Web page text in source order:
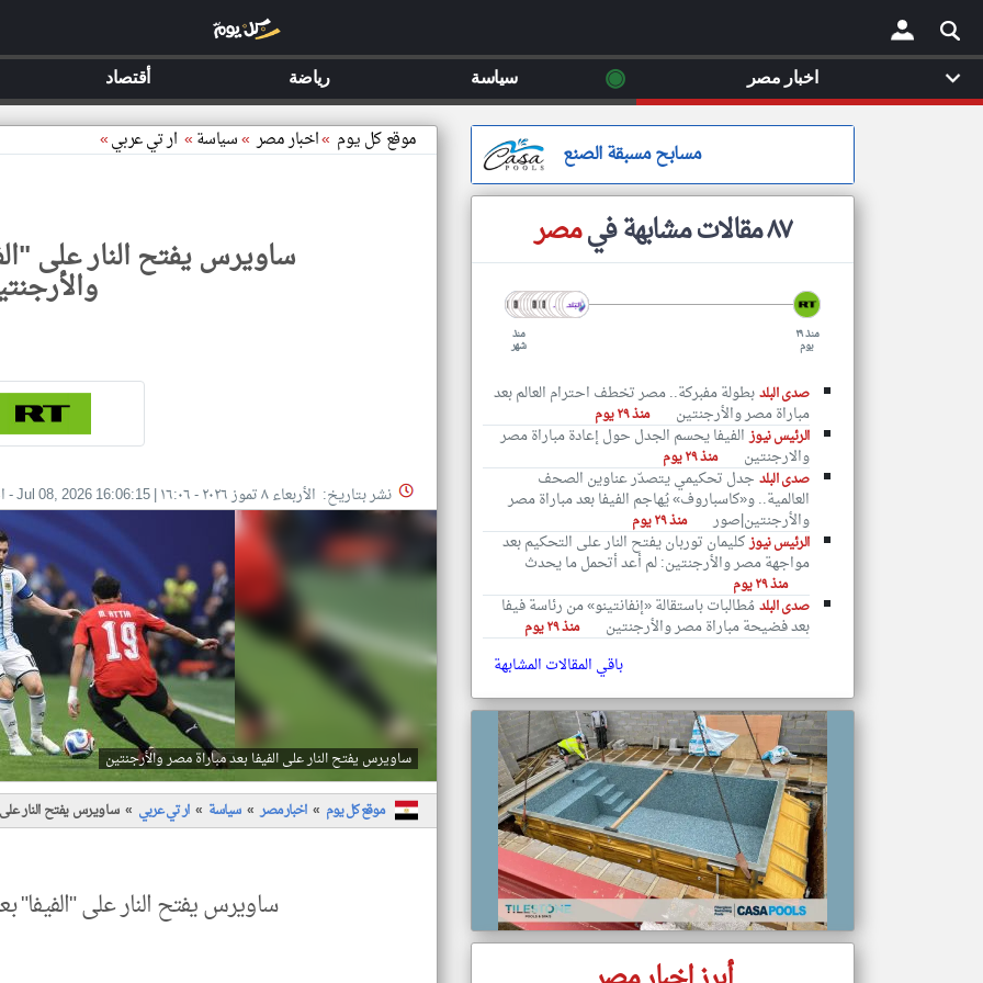
× موقع كل يوم »اخبار مصر »سياسة» ار تي عربي»
ساويرس يفتح النار على
نشر بتاريخ: الأربعاء ٨ تموز ٢٠٢٦ - ١٦:٠٦ |
Jul 08, 2026 16:06:15
-
ساويرس يفتح النار على الفيفا بعد مباراة مصر والأرجنتين
موقع كل يوم اخبار مصر سياسة ار تي عربي ساويرس يفتح النار على
ساويرس يفتح النار على "الفيفا"
مسابح مسبقة الصنع
٨٧ مقالات مشابهة في مصر
منذ
شهر
منذ ٢٩
يوم
صدى البلد بطولة مفبركة.. مصر تخطف احترام العالم بعد
مباراة مصر والأرجنتين
منذ ٢٩ يوم
الرئيس نيوز الفيفا يحسم الجدل حول إعادة مباراة مصر
والارجنتين
منذ ٢٩ يوم
صدى البلد جدل تحكيمي يتصدّر عناوين الصحف
العالمية.. و«كاسباروف» يُهاجم الفيفا بعد مباراة مصر
والأرجنتين|صور
منذ ٢٩ يوم
الرئيس نيوزكليمان توربان يفتح النار على التحكيم بعد
مواجهة مصر والأرجنتين: لم أعد أتحمل ما يحدث
منذ ٢٩ يوم
صدى البلد مُطالبات باستقالة «إنفانتينو» من رئاسة فيفا
بعد فضيحة مباراة مصر والأرجنتين منذ ٢٩ يوم
باقي المقالات المشابهة
اخبار مصر ◉ سياسة رياضة أقتصاد